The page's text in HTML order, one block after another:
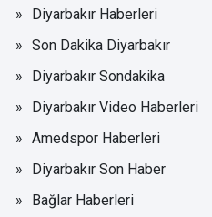
Diyarbakır Haberleri
Son Dakika Diyarbakır
Diyarbakır Sondakika
Diyarbakır Video Haberleri
Amedspor Haberleri
Diyarbakır Son Haber
Bağlar Haberleri